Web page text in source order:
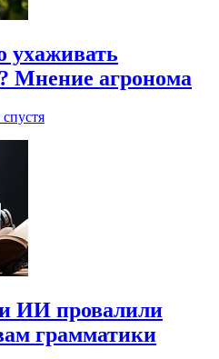
ухаживать
Мнение агронома
ИИ провалили
грамматики